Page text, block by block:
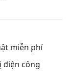
miễn phí
điện công